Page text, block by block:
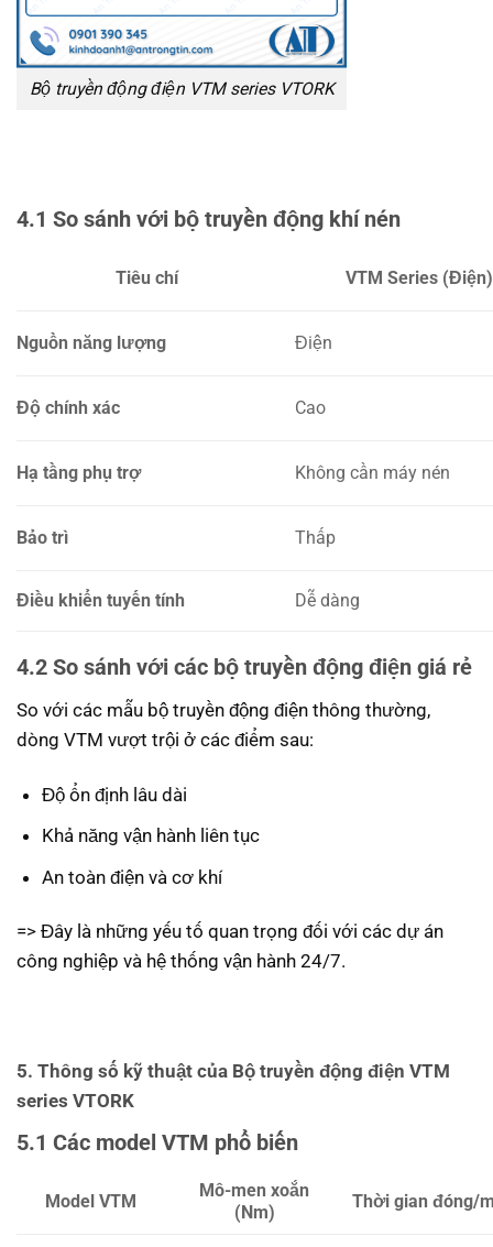
Bộ truyền động điện VTM series VTORK
4.1 So sánh với bộ truyền động khí nén
Tiêu chí VTM Series (Điện)
Nguồn năng lượng Điện
Độ chính xác Cao
Hạ tầng phụ trợ Không cần máy nén
Bảo trì Thấp
Điều khiển tuyến tính Dễ dàng
4.2 So sánh với các bộ truyền động điện giá rẻ
So với các mẫu bộ truyền động điện thông thường,
dòng VTM vượt trội ở các điểm sau:
Độ ổn định lâu dài
Khả năng vận hành liên tục
An toàn điện và cơ khí
=> Đây là những yếu tố quan trọng đối với các dự án
công nghiệp và hệ thống vận hành 24/7.
5. Thông số kỹ thuật của Bộ truyền động điện VTM
series VTORK
5.1 Các model VTM phổ biến
Model VTM
Mô-men xoắn
(Nm)
Thời gian đóng/